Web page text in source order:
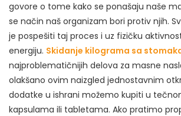
govore o tome kako se ponašaju naše
se način naš organizam bori protiv njih.
je pospešiti taj proces i uz fizičku
energiju. Skidanje kilograma sa
najproblematičnijih delova za masne
olakšano ovim naizgled jednostavnim
dodatke u ishrani možemo kupiti u
kapsulama ili tabletama. Ako pratimo